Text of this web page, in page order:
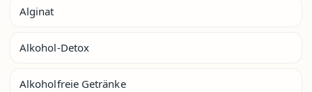
Alginat
Alkohol-Detox
Alkoholfreie Getränke